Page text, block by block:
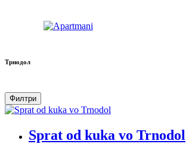
Трнодол
Филтри
Sprat od kuka vo Trnodol